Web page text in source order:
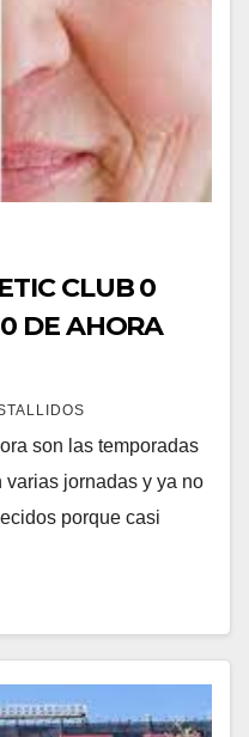
CLUB 0
DE AHORA
son las temporadas
varias jornadas y ya no
porque casi